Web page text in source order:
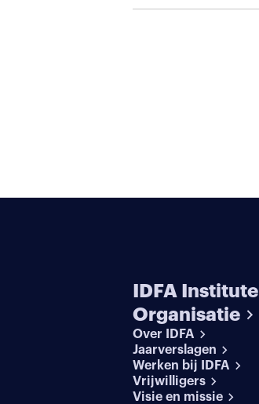
IDFA Institute
Organisatie
Over IDFA
Jaarverslagen
Werken bij IDFA
Vrijwilligers
Visie en missie